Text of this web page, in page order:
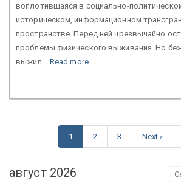
воплотившаяся в социально-
историческом, информационном
пространстве. Перед ней чрезвычайно
проблемы физического выживания. Но
выжил... Read more
1 2 3 Next ›
август 2026